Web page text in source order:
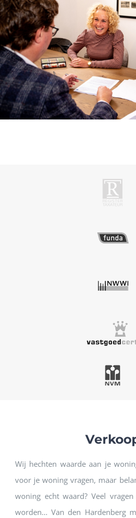
Wij hechten waarde aan je
voor je woning vragen, maar
woning echt waard? Veel
worden… Van den Hardenberg